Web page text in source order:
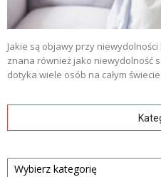
Jakie są objawy przy
znana również jako niewydolność
dotyka wiele osób na całym
Kategorie